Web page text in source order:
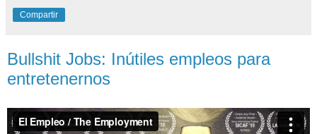
Compartir
Bullshit Jobs: Inútiles empleos para
entretenernos